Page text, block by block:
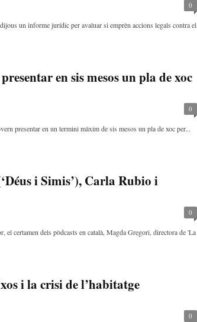
0
un informe jurídic per avaluar si emprèn accions legals contra el
en sis mesos un pla de xoc
0
presentar en un termini màxim de sis mesos un pla de xoc per...
i Simis’), Carla Rubio i
0
el certamen dels pòdcasts en català, Magda Gregori, directora de 'La
i la crisi de l’habitatge
0